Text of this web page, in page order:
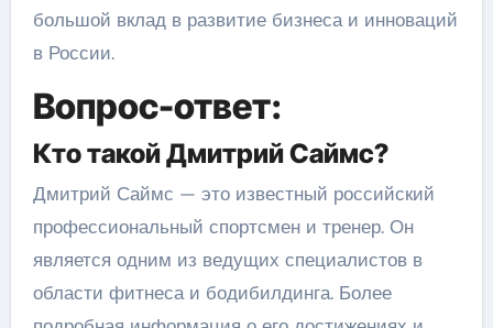
большой вклад в развитие бизнеса и инноваций
в России.
Вопрос-ответ:
Кто такой Дмитрий Саймс?
Дмитрий Саймс — это известный российский
профессиональный спортсмен и тренер. Он
является одним из ведущих специалистов в
области фитнеса и бодибилдинга. Более